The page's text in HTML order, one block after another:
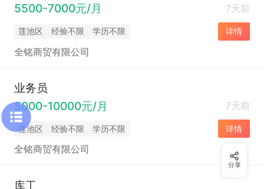
5500-7000元/月
7天前
莲池区 经验不限 学历不限 详情
全铭商贸有限公司
业务员
5000-10000元/月
7天前
莲池区 经验不限 学历不限 详情
全铭商贸有限公司
库工
分享